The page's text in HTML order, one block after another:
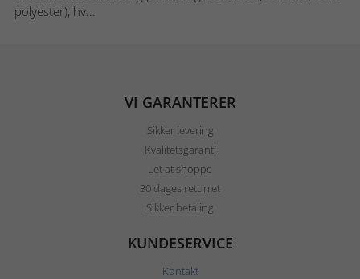
polyester), hv...
VI GARANTERER
Sikker levering
Kvalitetsgaranti
Let at shoppe
30 dages returret
Sikker betaling
KUNDESERVICE
Kontakt